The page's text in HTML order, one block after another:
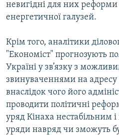
невигідні для них реформи
енергетичної галузей.
Крім того, аналітики
"Економіст" прогнозують
Україні у зв’язку з
звинуваченнями на
внаслідок чого його
проводити політичні
уряд Кінаха нестабільним
уряди навряд чи зможуть